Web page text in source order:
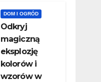
DOM I OGRÓD
Odkryj
magiczną
eksplozję
kolorów i
wzorów w